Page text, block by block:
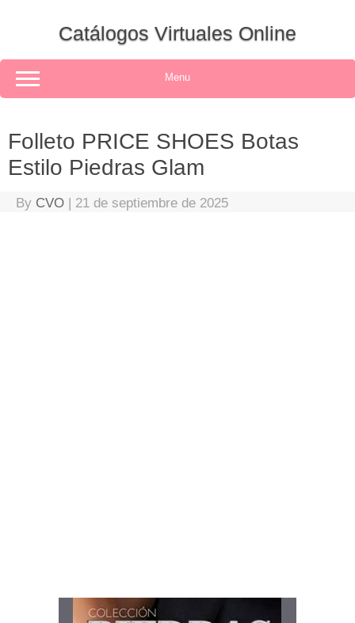
Catálogos Virtuales Online
Menu
Folleto PRICE SHOES Botas
Estilo Piedras Glam
By CVO | 21 de septiembre de 2025